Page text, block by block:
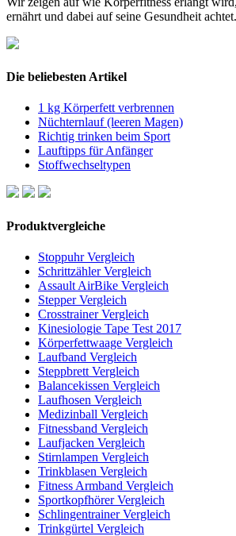
ernährt und dabei auf seine Gesundheit achtet.
Die beliebesten Artikel
1 kg Körperfett verbrennen
Nüchternlauf (leeren Magen)
Richtig trinken beim Sport
Lauftipps für Anfänger
Stoffwechseltypen
Produktvergleiche
Stoppuhr Vergleich
Schrittzähler Vergleich
Assault AirBike Vergleich
Stepper Vergleich
Crosstrainer Vergleich
Kinesiologie Tape Test 2017
Körperfettwaage Vergleich
Laufband Vergleich
Steppbrett Vergleich
Balancekissen Vergleich
Laufhosen Vergleich
Medizinball Vergleich
Fitnessband Vergleich
Laufjacken Vergleich
Stirnlampen Vergleich
Trinkblasen Vergleich
Fitness Armband Vergleich
Sportkopfhörer Vergleich
Schlingentrainer Vergleich
Trinkgürtel Vergleich